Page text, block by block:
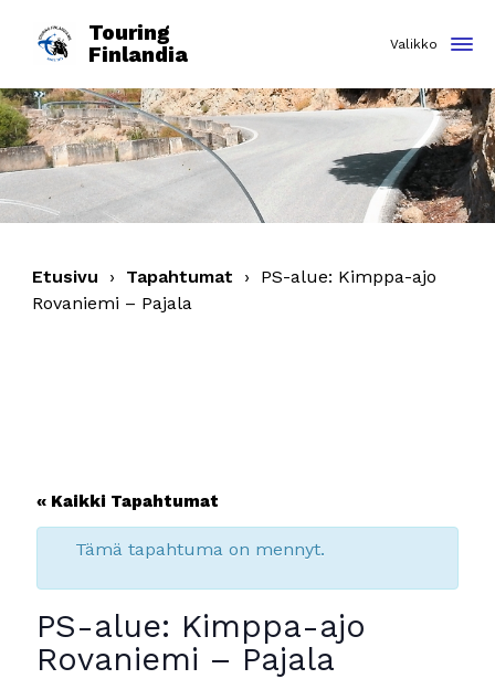
Touring
Finlandia
Etusivu › Tapahtumat › PS-alue: Kimppa-ajo
Rovaniemi – Pajala
« Kaikki Tapahtumat
Tämä tapahtuma on mennyt.
PS-alue: Kimppa-ajo
Rovaniemi – Pajala